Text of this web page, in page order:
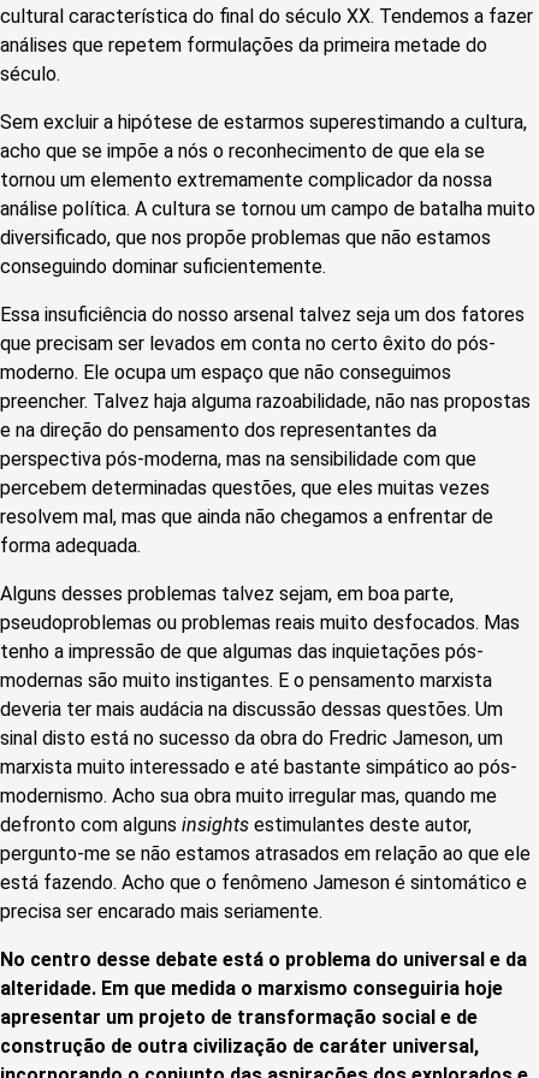
cultural característica do final do século XX. Tendemos a fazer
análises que repetem formulações da primeira metade do
século.
Sem excluir a hipótese de estarmos superestimando a cultura,
acho que se impõe a nós o reconhecimento de que ela se
tornou um elemento extremamente complicador da nossa
análise política. A cultura se tornou um campo de batalha muito
diversificado, que nos propõe problemas que não estamos
conseguindo dominar suficientemente.
Essa insuficiência do nosso arsenal talvez seja um dos fatores
que precisam ser levados em conta no certo êxito do pós-
moderno. Ele ocupa um espaço que não conseguimos
preencher. Talvez haja alguma razoabilidade, não nas propostas
e na direção do pensamento dos representantes da
perspectiva pós-moderna, mas na sensibilidade com que
percebem determinadas questões, que eles muitas vezes
resolvem mal, mas que ainda não chegamos a enfrentar de
forma adequada.
Alguns desses problemas talvez sejam, em boa parte,
pseudoproblemas ou problemas reais muito desfocados. Mas
tenho a impressão de que algumas das inquietações pós-
modernas são muito instigantes. E o pensamento marxista
deveria ter mais audácia na discussão dessas questões. Um
sinal disto está no sucesso da obra do Fredric Jameson, um
marxista muito interessado e até bastante simpático ao pós-
modernismo. Acho sua obra muito irregular mas, quando me
defronto com alguns insights estimulantes deste autor,
pergunto-me se não estamos atrasados em relação ao que ele
está fazendo. Acho que o fenômeno Jameson é sintomático e
precisa ser encarado mais seriamente.
No centro desse debate está o problema do universal e da
alteridade. Em que medida o marxismo conseguiria hoje
apresentar um projeto de transformação social e de
construção de outra civilização de caráter universal,